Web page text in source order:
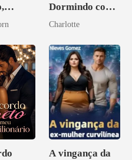
Dormindo com
o Tio do Meu
Charlotte
A vingança da